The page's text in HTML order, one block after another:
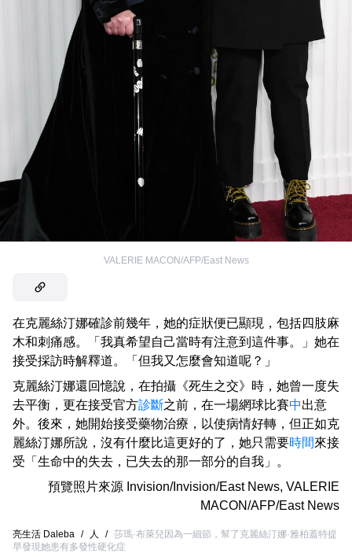
VALERIE MACON/AFP/East News
在克麗絲汀娜確診前幾年，她的症狀便已顯現，包括四肢麻
木和刺痛感。「我真希望自己當時有注意到這件事。」她在
接受採訪時解釋道。「但我又怎麼會知道呢？」
克麗絲汀娜還回憶說，在拍攝《死生之交》時，她曾一度失
去平衡，更在接受官方診斷之前，在一場網球比賽中出意
外。後來，她開始接受藥物治療，以使病情好轉，但正如克
麗絲汀娜所說，沒有什麼比這更好的了，她只需要時間來接
受「生命中的失去，已失去的那一部分的自我」。
預覽照片來源 Invision/Invision/East News, VALERIE
MACON/AFP/East News
亮生活 Daleba / 人 / 莎瑪·布萊兒因為一細節，幫了克麗絲汀娜·雅柏蓋特提
早發現她患有多發性硬化症